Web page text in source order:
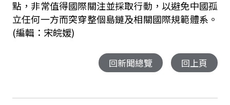
點，非常值得國際關注並採取行動，以避免中國孤
立任何一方而突穿整個島鏈及相關國際規範體系。
(編輯：宋皖媛)
回新聞總覽 回上頁